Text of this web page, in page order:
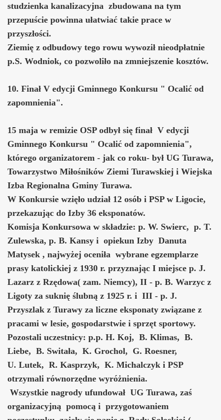
studzienka kanalizacyjna zbudowana na tym
przepuście powinna ułatwiać takie prace w
przyszłości.
Ziemię z odbudowy tego rowu wywoził nieodpłatnie
p.S. Wodniok, co pozwoliło na zmniejszenie kosztów.
10. Finał V edycji Gminnego Konkursu " Ocalić od
zapomnienia".
15 maja w remizie OSP odbył się finał V edycji
Gminnego Konkursu " Ocalić od zapomnienia",
którego organizatorem - jak co roku- był UG Turawa,
Towarzystwo Miłośników Ziemi Turawskiej i Wiejska
Izba Regionalna Gminy Turawa.
W Konkursie wzięło udział 12 osób i PSP w Ligocie,
przekazując do Izby 36 eksponatów.
Komisja Konkursowa w składzie: p. W. Swierc, p. T.
Zulewska, p. B. Kansy i opiekun Izby Danuta
Matysek , najwyżej oceniła wybrane egzemplarze
prasy katolickiej z 1930 r. przyznając I miejsce p. J.
Lazarz z Rzędowa( zam. Niemcy), II - p. B. Warzyc z
Ligoty za suknię ślubną z 1925 r. i III - p. J.
Przyszlak z Turawy za liczne eksponaty związane z
pracami w lesie, gospodarstwie i sprzęt sportowy.
Pozostali uczestnicy: p.p. H. Koj, B. Klimas, B.
Liebe, B. Switała, K. Grochol, G. Roesner,
U. Lutek, R. Kasprzyk, K. Michalczyk i PSP
otrzymali równorzędne wyróżnienia.
Wszystkie nagrody ufundował UG Turawa, zaś
organizacyjną pomocą i przygotowaniem